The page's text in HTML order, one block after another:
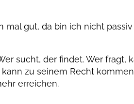
mal gut, da bin ich nicht
sucht, der findet. Wer fragt,
zu seinem Recht
erreichen.